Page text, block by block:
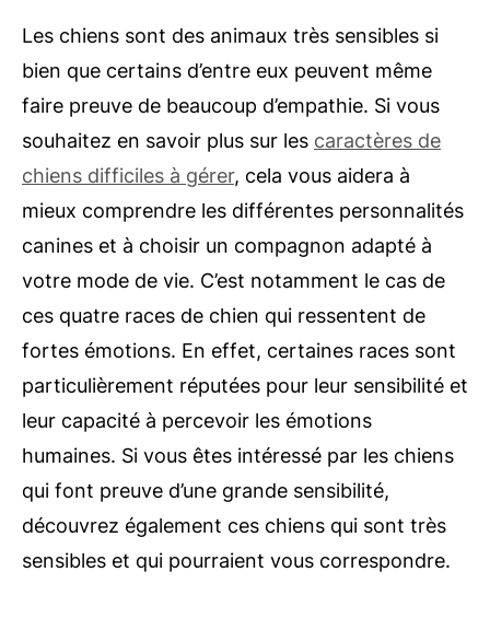
Les chiens sont des animaux très sensibles si
bien que certains d’entre eux peuvent même
faire preuve de beaucoup d’empathie. Si vous
souhaitez en savoir plus sur les caractères de
chiens difficiles à gérer, cela vous aidera à
mieux comprendre les différentes personnalités
canines et à choisir un compagnon adapté à
votre mode de vie. C’est notamment le cas de
ces quatre races de chien qui ressentent de
fortes émotions. En effet, certaines races sont
particulièrement réputées pour leur sensibilité et
leur capacité à percevoir les émotions
humaines. Si vous êtes intéressé par les chiens
qui font preuve d’une grande sensibilité,
découvrez également ces chiens qui sont très
sensibles et qui pourraient vous correspondre.